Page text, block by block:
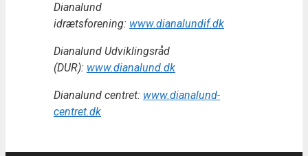
Dianalund
idrætsforening: www.dianalundif.dk
Dianalund Udviklingsråd
(DUR): www.dianalund.dk
Dianalund centret: www.dianalund-
centret.dk